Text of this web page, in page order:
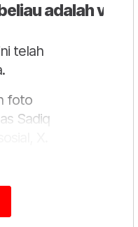
adalah vape.
telah
foto
Sadiq